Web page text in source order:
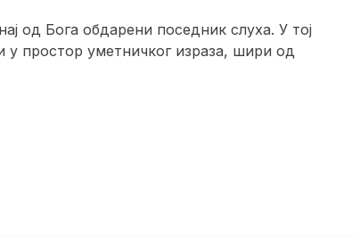
од Бога обдарени поседник слуха. У тој
у простор уметничког израза, шири од